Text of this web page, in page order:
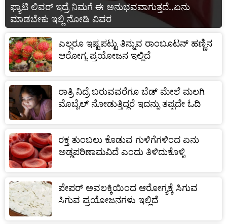
ಫ್ಯಾಟಿ ಲಿವರ್ ಇದ್ರೆ ನಿಮಗೆ ಈ ಅನುಭವವಾಗುತ್ತದೆ..ಏನು
ಮಾಡಬೇಕು ಇಲ್ಲಿ ನೋಡಿ ವಿವರ
ಎಲ್ಲರೂ ಇಷ್ಟಪಟ್ಟು ತಿನ್ನುವ ರಾಂಬೂಟನ್ ಹಣ್ಣಿನ
ಆರೋಗ್ಯ ಪ್ರಯೋಜನ ಇಲ್ಲಿದೆ
ರಾತ್ರಿ ನಿದ್ರೆ ಬರುವವರೆಗೂ ಬೆಡ್ ಮೇಲೆ ಮಲಗಿ
ಮೊಬೈಲ್ ನೋಡುತ್ತಿದ್ದರೆ ಇದನ್ನು ತಪ್ಪದೇ ಓದಿ
ರಕ್ತ ತುಂಬಲು ಕೊಡುವ ಗುಳಿಗೆಗಳಿಂದ ಏನು
ಅಡ್ಡಪರಿಣಾಮವಿದೆ ಎಂದು ತಿಳಿದುಕೊಳ್ಳಿ
ಪೇಪರ್ ಅವಲಕ್ಕಿಯಿಂದ ಆರೋಗ್ಯಕ್ಕೆ ಸಿಗುವ
ಸಿಗುವ ಪ್ರಯೋಜನಗಳು ಇಲ್ಲಿದೆ